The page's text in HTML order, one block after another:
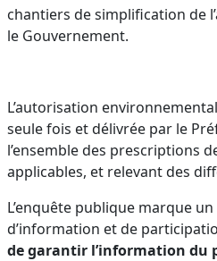
chantiers de simplification de
le Gouvernement.
L’autorisation
seule fois et délivrée par le
l’ensemble des prescriptions
applicables, et relevant des
L’enquête publique marque
d’information et de
de garantir l’information du